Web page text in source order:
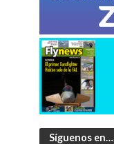
Síguenos en…